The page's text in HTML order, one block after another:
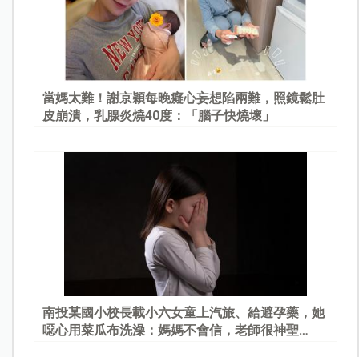
當媽太難！謝京穎每晚癡心妄想陷兩難，照鏡鬆肚
皮崩潰，乳腺炎燒40度：「腦子快燒壞」
南投某國小校長載小六女童上汽旅、給避孕藥，她
噁心用菜瓜布洗澡：媽媽不會信，老師很神聖…